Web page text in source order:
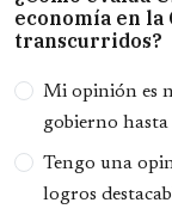
economía en
transcurridos?
Opciones
Mi opinión es
gobierno hasta
Tengo una
logros